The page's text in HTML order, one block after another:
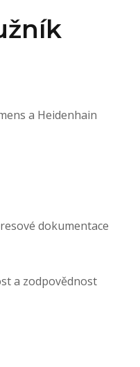
a Heidenhain
dokumentace
a zodpovědnost